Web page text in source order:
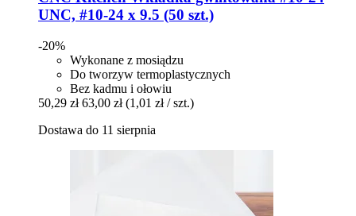
UNC, #10-​24 x 9.5 (50 szt.)
-20%
Wykonane z mosiądzu
Do tworzyw termoplastycznych
Bez kadmu i ołowiu
50,29 zł 63,00 zł (1,01 zł / szt.)
Dostawa do 11 sierpnia